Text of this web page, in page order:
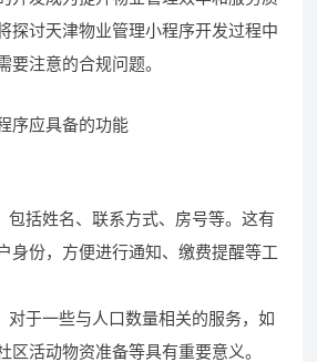
探讨天津物业管理小程序开发过程中
要注意的合规问题。
序应具备的功能
包括姓名、联系方式、房号等。这有
身份，方便进行通知、缴费提醒等工
对于一些与人口数量相关的服务，如
区活动物资准备等具有重要意义。